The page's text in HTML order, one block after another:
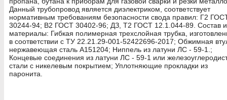
Данный трубопровод является диэлектриком, соответствует
нормативным требованиям безопасности свода правил: Г2
30244-94; В2 ГОСТ 30402-96; ДЗ, Т2 ГОСТ 12.1.044-89. Состав и
материалы: Гибкая полимерная трехслойная трубка,
в соответствии с ТУ 22.21.29-001-52422696-2017; Обжимная
нержавеющая сталь А151204; Ниппель из латуни ЛС - 59-1.;
Концевые соединения из латуни ЛС - 59-1 или
стали с никелевым покрытием; Уплотняющие прокладки из
паронита.